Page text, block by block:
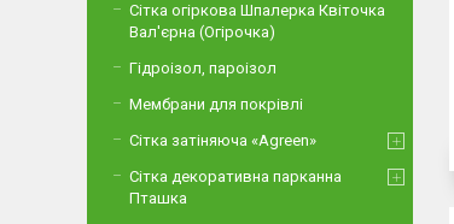
Сітка огіркова Шпалерка Квіточка
Вал'єрна (Огірочка)
Гідроізол, пароізол
Мембрани для покрівлі
Сітка затіняюча «Agreen»
Сітка декоративна парканна
Пташка